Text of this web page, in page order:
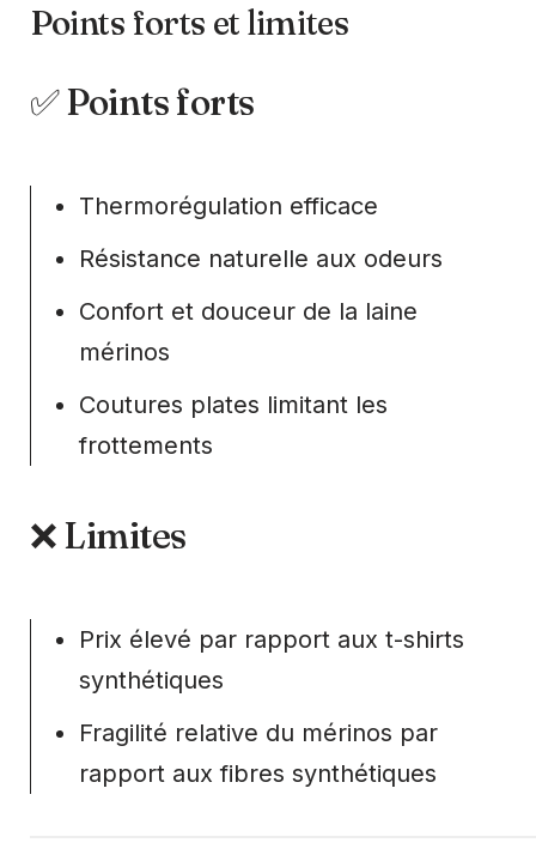
Points forts et limites
✅ Points forts
Thermorégulation efficace
Résistance naturelle aux odeurs
Confort et douceur de la laine
mérinos
Coutures plates limitant les
frottements
❌ Limites
Prix élevé par rapport aux t-shirts
synthétiques
Fragilité relative du mérinos par
rapport aux fibres synthétiques